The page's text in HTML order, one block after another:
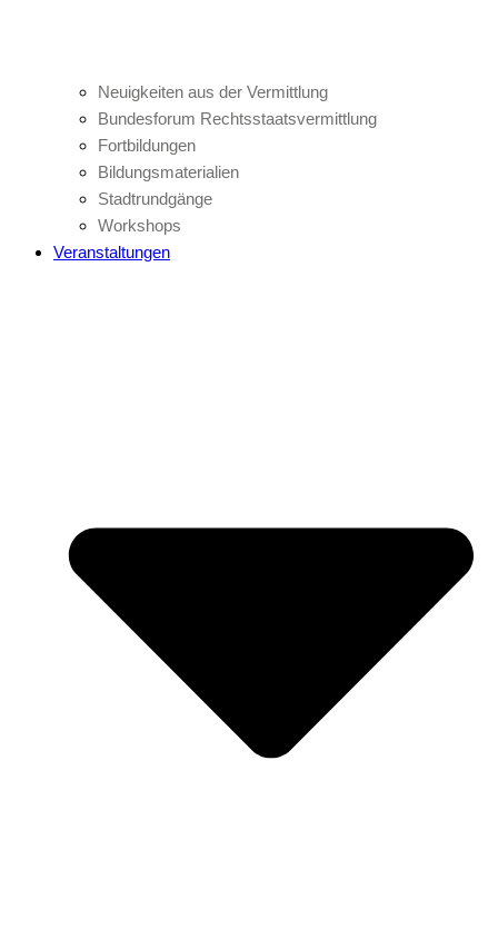
Neuigkeiten aus der Vermittlung
Bundesforum Rechtsstaatsvermittlung
Fortbildungen
Bildungsmaterialien
Stadtrundgänge
Workshops
Veranstaltungen